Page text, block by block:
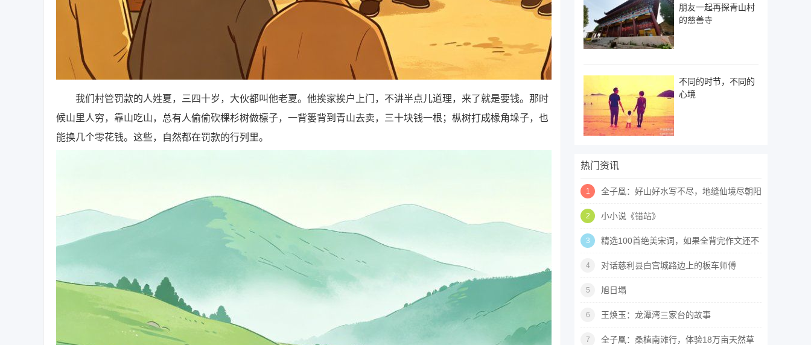
我们村管罚款的人姓夏，三四十岁，大伙都叫他老夏。他挨家挨户上门，不讲半点儿道理，来了就是要钱。那时
候山里人穷，靠山吃山，总有人偷偷砍棵杉树做檩子，一背篓背到青山去卖，三十块钱一根；枞树打成椽角垛子，也
能换几个零花钱。这些，自然都在罚款的行列里。
朋友一起再探青山村
的慈善寺
不同的时节，不同的
心境
热门资讯
1 全子凰：好山好水写不尽，地缝仙境尽朝阳
2 小小说《错站》
3
精选100首绝美宋词，如果全背完作文还不
及格算我输！
4 对话慈利县白宫城路边上的板车师傅
5 旭日塌
6 王焕玉：龙潭湾三家台的故事
7
全子凰：桑植南滩行，体验18万亩天然草